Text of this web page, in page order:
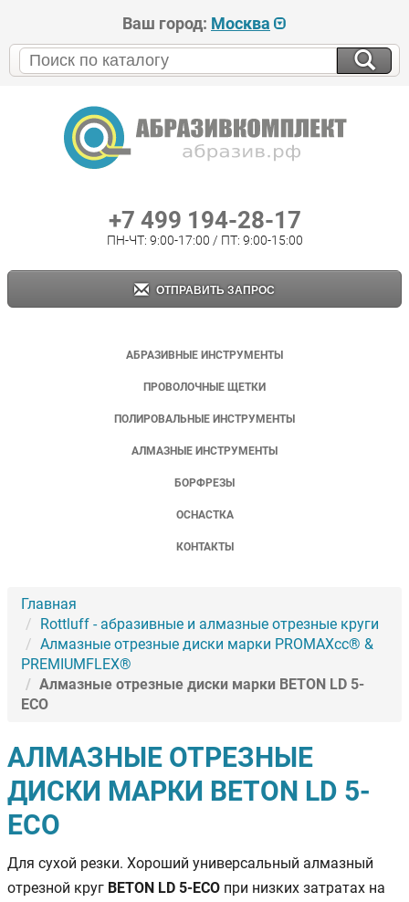
Ваш город: Москва
+7 499 194-28-17
ПН-ЧТ: 9:00-17:00 / ПТ: 9:00-15:00
ОТПРАВИТЬ ЗАПРОС
АБРАЗИВНЫЕ ИНСТРУМЕНТЫ
ПРОВОЛОЧНЫЕ ЩЕТКИ
ПОЛИРОВАЛЬНЫЕ ИНСТРУМЕНТЫ
АЛМАЗНЫЕ ИНСТРУМЕНТЫ
БОРФРЕЗЫ
ОСНАСТКА
КОНТАКТЫ
Главная
Rottluff - абразивные и алмазные отрезные круги
Алмазные отрезные диски марки PROMAXcc® &
PREMIUMFLEX®
Алмазные отрезные диски марки BETON LD 5-
ECO
АЛМАЗНЫЕ ОТРЕЗНЫЕ
ДИСКИ МАРКИ BETON LD 5-
ECO
Для сухой резки. Хороший универсальный алмазный
отрезной круг BETON LD 5-ECO при низких затратах на